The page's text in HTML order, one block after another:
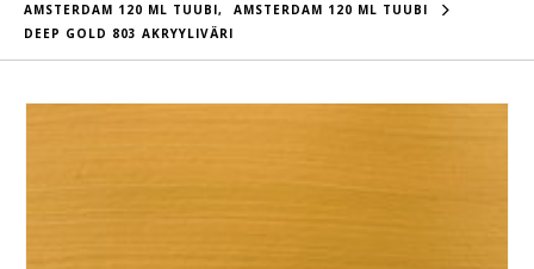
AMSTERDAM 120 ML TUUBI,
AMSTERDAM 120 ML TUUBI
DEEP GOLD 803 AKRYYLIVÄRI